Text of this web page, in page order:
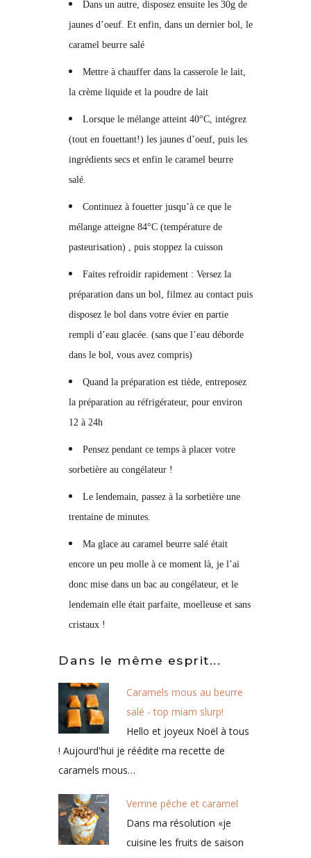
Dans un autre, disposez ensuite les 30g de
jaunes d’oeuf. Et enfin, dans un dernier bol, le
caramel beurre salé
Mettre à chauffer dans la casserole le lait,
la crème liquide et la poudre de lait
Lorsque le mélange atteint 40°C, intégrez
(tout en fouettant!) les jaunes d’oeuf, puis les
ingrédients secs et enfin le caramel beurre
salé.
Continuez à fouetter jusqu’à ce que le
mélange atteigne 84°C (température de
pasteurisation) , puis stoppez la cuisson
Faites refroidir rapidement : Versez la
préparation dans un bol, filmez au contact puis
disposez le bol dans votre évier en partie
rempli d’eau glacée. (sans que l’eau déborde
dans le bol, vous avez compris)
Quand la préparation est tiède, entreposez
la préparation au réfrigérateur, pour environ
12 à 24h
Pensez pendant ce temps à placer votre
sorbetière au congélateur !
Le lendemain, passez à la sorbetière une
trentaine de minutes.
Ma glace au caramel beurre salé était
encore un peu molle à ce moment là, je l’ai
donc mise dans un bac au congélateur, et le
lendemain elle était parfaite, moelleuse et sans
cristaux !
Dans le même esprit...
Caramels mous au beurre
salé - top miam slurp!
Hello et joyeux Noël à tous
! Aujourd'hui je réédite ma recette de
caramels mous…
Verrine pêche et caramel
Dans ma résolution «je
cuisine les fruits de saison